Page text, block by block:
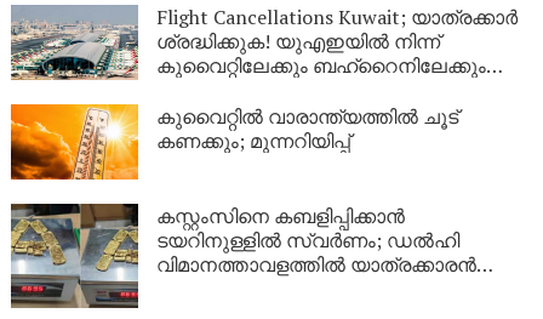
യുവാവിനായി പോലീസ് തിരച്ചിൽ
Flight Cancellations Kuwait; യാത്രക്കാർ
ശ്രദ്ധിക്കുക! യുഎഇയിൽ നിന്ന്
കുവൈറ്റിലേക്കും ബഹ്‌റൈനിലേക്കും
ഇങ്ങനെ
കുവൈറ്റിൽ വാരാന്ത്യത്തിൽ ചൂട്
കണക്കും; മുന്നറിയിപ്പ്
കസ്റ്റംസിനെ കബളിപ്പിക്കാൻ
ടയറിനുള്ളിൽ സ്വർണം; ഡൽഹി
വിമാനത്താവളത്തിൽ യാത്രക്കാരൻ